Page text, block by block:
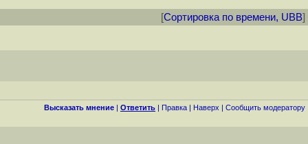
[Сортировка по времени, UBB]
Высказать мнение | Ответить | Правка | Наверх | Cообщить модератору